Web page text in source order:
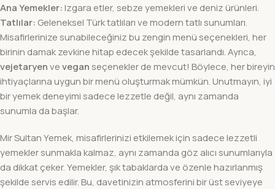
Ana Yemekler: Izgara etler, sebze yemekleri ve deniz ürünleri.
Tatlılar: Geleneksel Türk tatlıları ve modern tatlı sunumları.
Misafirlerinize sunabileceğiniz bu zengin menü seçenekleri, her
birinin damak zevkine hitap edecek şekilde tasarlandı. Ayrıca,
vejetaryenvevegan seçenekler de mevcut! Böylece, her bireyin
ihtiyaçlarına uygun bir menü oluşturmak mümkün. Unutmayın, iyi
bir yemek deneyimi sadece lezzetle değil, aynı zamanda
sunumla da başlar.
Mir Sultan Yemek, misafirlerinizi etkilemek için sadece lezzetli
yemekler sunmakla kalmaz, aynı zamanda göz alıcı sunumlarıyla
da dikkat çeker. Yemekler, şık tabaklarda ve özenle hazırlanmış
şekilde servis edilir. Bu, davetinizin atmosferini bir üst seviyeye